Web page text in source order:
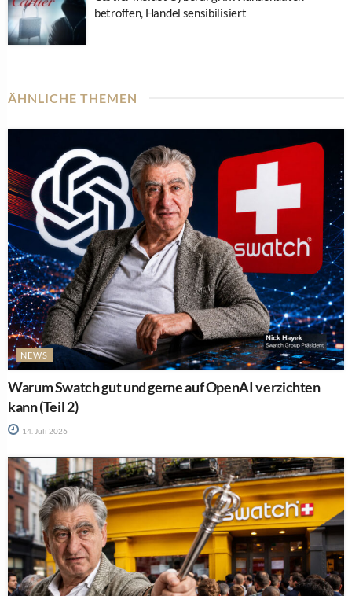
betroffen, Handel sensibilisiert
ÄHNLICHE THEMEN
NEWS
Warum Swatch gut und gerne auf OpenAI verzichten
kann (Teil 2)
14. Juli 2026